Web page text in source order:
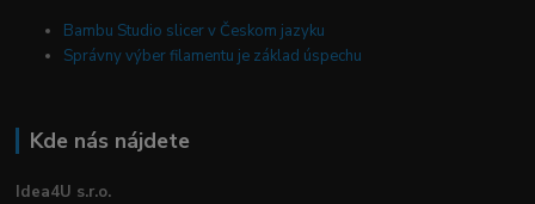
Bambu Studio slicer v Českom jazyku
Správny výber filamentu je základ úspechu
Kde nás nájdete
Idea4U s.r.o.